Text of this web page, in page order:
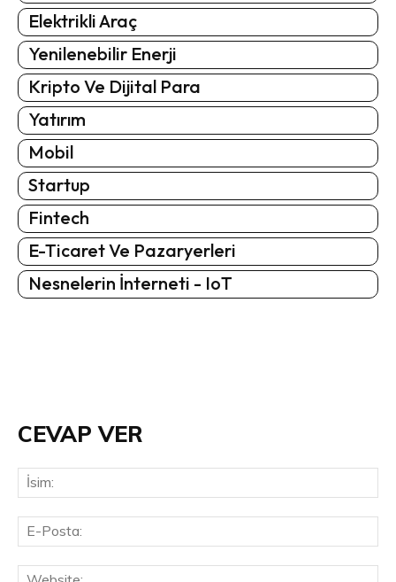
Elektrikli Araç
Yenilenebilir Enerji
Kripto Ve Dijital Para
Yatırım
Mobil
Startup
Fintech
E-Ticaret Ve Pazaryerleri
Nesnelerin İnterneti - IoT
CEVAP VER